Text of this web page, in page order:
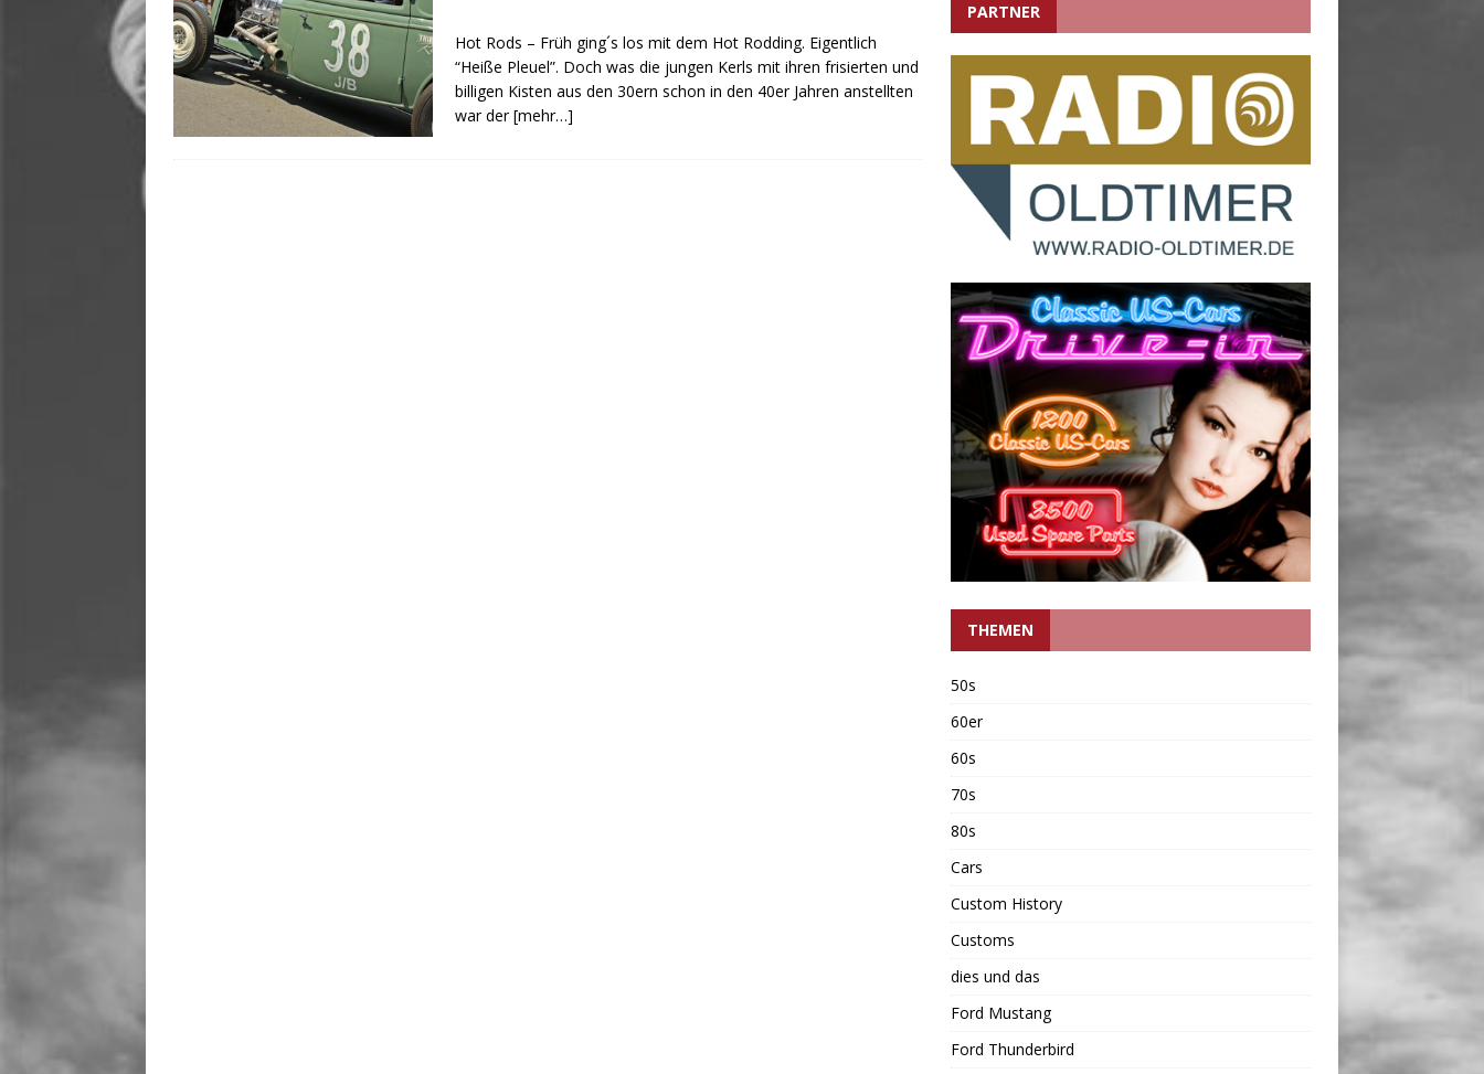
Hot Rods – Früh ging´s los mit dem Hot Rodding. Eigentlich
“Heiße Pleuel”. Doch was die jungen Kerls mit ihren frisierten und
billigen Kisten aus den 30ern schon in den 40er Jahren anstellten
war der[mehr…]
PARTNER
THEMEN
50s
60er
60s
70s
80s
Cars
Custom History
Customs
dies und das
Ford Mustang
Ford Thunderbird